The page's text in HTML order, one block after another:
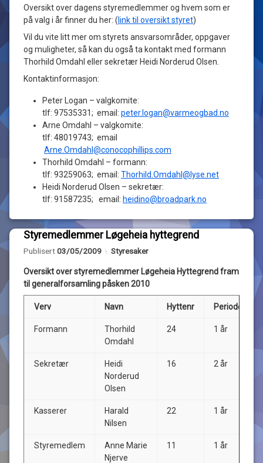
Oversikt over dagens styremedlemmer og hvem som er
på valg i år finner du her: (link til oversikt styret)
Vil du vite litt mer om styrets ansvarsområder, oppgaver
og muligheter, så kan du også ta kontakt med formann
Thorhild Omdahl eller sekretær Heidi Norderud Olsen.
Kontaktinformasjon:
Peter Logan – valgkomite:
tlf: 97535331; email: peter.logan@varmeogbad.no
Arne Omdahl – valgkomite:
tlf: 48019743; email
Arne.Omdahl@conocophillips.com
Thorhild Omdahl – formann:
tlf: 93259063; email: Thorhild.Omdahl@lyse.net
Heidi Norderud Olsen – sekretær:
tlf: 91587235; email: heidino@broadpark.no
–
vil
være
med
å
Styremedlemmer Løgeheia hyttegrend
Publisert03/05/2009 Oppdatert
Kategorier:
Styresaker
Oversikt over styremedlemmer Løgeheia Hyttegrend fram
til generalforsamling påsken 2010
Verv Navn Hyttenr Periode
Formann
Thorhild
Omdahl
24 1 år
Sekretær
Heidi
Norderud
Olsen
16 2 år
Kasserer
Harald
Nilsen
22 1 år
Styremedlem
Anne Marie
Njerve
11 1 år
Merket
styret
1
kommentar
Styremedlemmer
Løgeheia
hyttegrend